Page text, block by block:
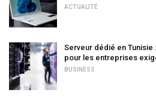
ACTUALITÉ
Serveur dédié en
pour les entreprises
BUSINESS